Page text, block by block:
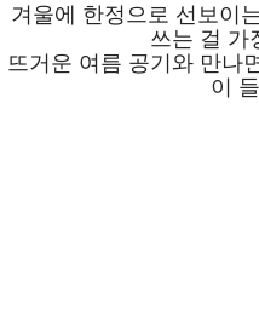
겨울에 한정으로 선보이
쓰는 걸 가
뜨거운 여름 공기와 만나
이